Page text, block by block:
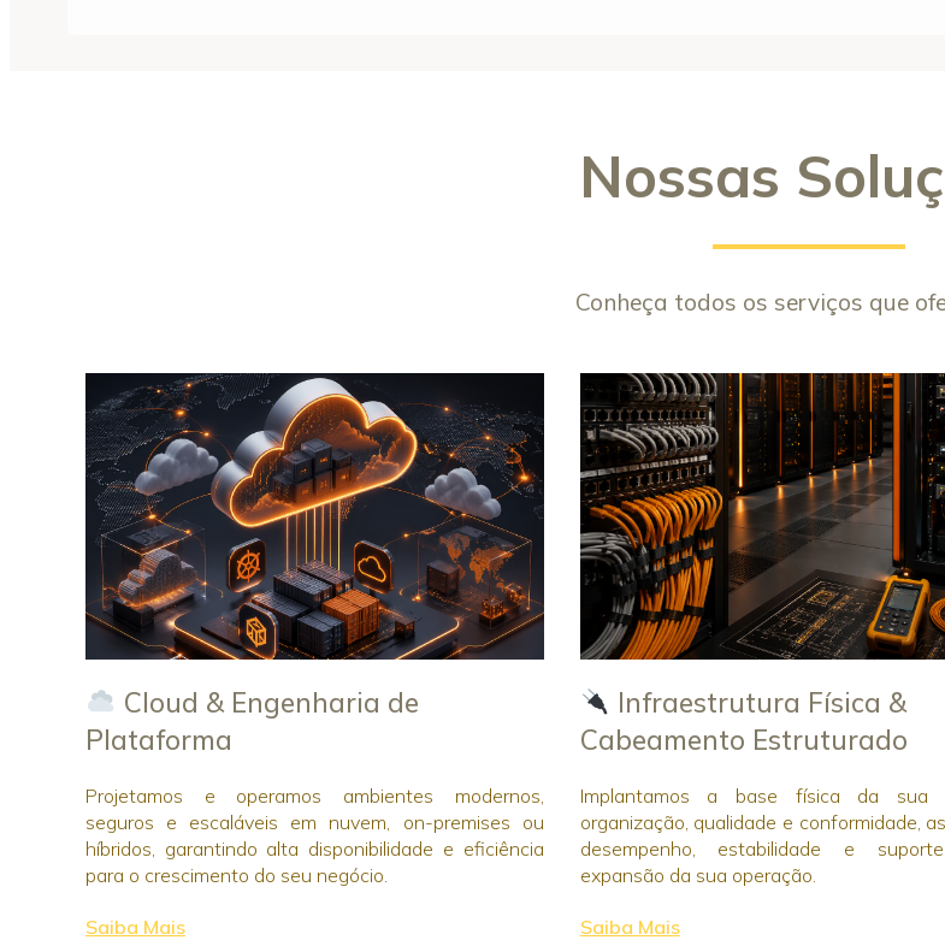
Nossas
Conheça todos os serviços que
Cloud & Engenharia de
Plataforma
Projetamos e operamos ambientes modernos,
seguros e escaláveis em nuvem, on-premises ou
híbridos, garantindo alta disponibilidade e eficiência
para o crescimento do seu negócio.
Saiba Mais
Infraestrutura Física &
Cabeamento Estruturado
Implantamos a base física da sua
organização, qualidade e conformidade,
desempenho, estabilidade e
expansão da sua operação.
Saiba Mais